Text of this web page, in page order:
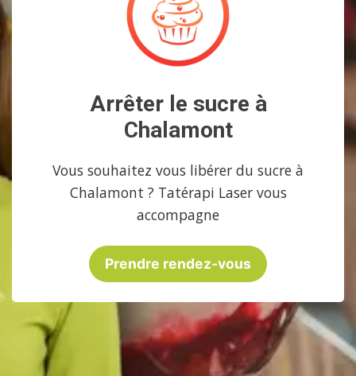
Arrêter le sucre à
Chalamont
Vous souhaitez vous libérer du sucre à
Chalamont ? Tatérapi Laser vous
accompagne
Prendre rendez-vous